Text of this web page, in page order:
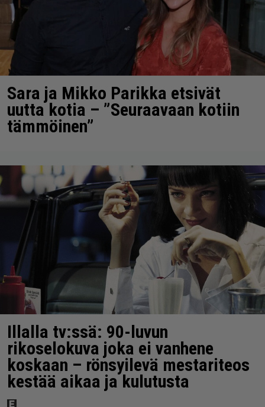
Sara ja Mikko Parikka etsivät
uutta kotia – ”Seuraavaan kotiin
tämmöinen”
Illalla tv:ssä: 90-luvun
rikoselokuva joka ei vanhene
koskaan – rönsyilevä mestariteos
kestää aikaa ja kulutusta